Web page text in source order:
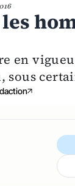
en
sous